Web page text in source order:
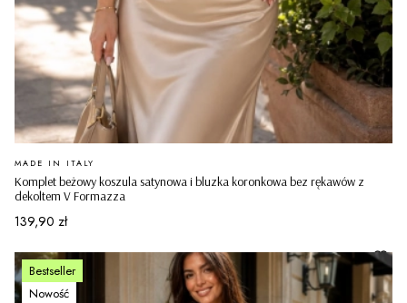
Komplet beżowy koszula satynowa i bluzka koronkowa bez rękawów z
dekoltem V Formazza
PRODUCENT
MADE IN ITALY
Cena
139,90 zł
Bestseller
Nowość